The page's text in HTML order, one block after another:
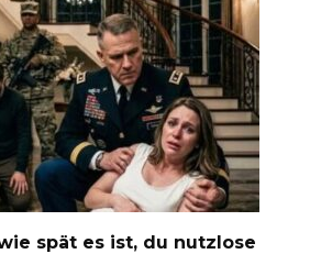
spät es ist, du nutzlose